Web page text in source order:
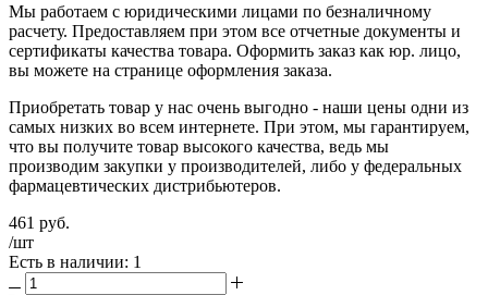
Мы работаем с юридическими лицами по безналичному
расчету. Предоставляем при этом все отчетные документы и
сертификаты качества товара. Оформить заказ как юр. лицо,
вы можете на странице оформления заказа.
Приобретать товар у нас очень выгодно - наши цены одни из
самых низких во всем интернете. При этом, мы гарантируем,
что вы получите товар высокого качества, ведь мы
производим закупки у производителей, либо у федеральных
фармацевтических дистрибьютеров.
461 руб.
/шт
Есть в наличии: 1